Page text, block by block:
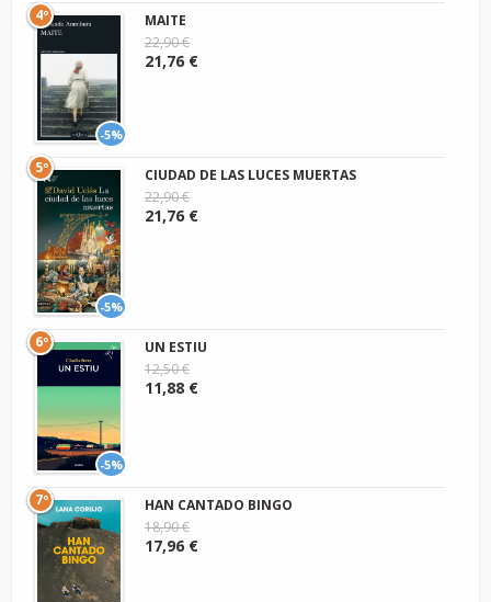
-5%
4º
MAITE
22,90 €
21,76 €
-5%
5º
CIUDAD DE LAS LUCES MUERTAS
22,90 €
21,76 €
-5%
6º
UN ESTIU
12,50 €
11,88 €
7º
HAN CANTADO BINGO
18,90 €
17,96 €